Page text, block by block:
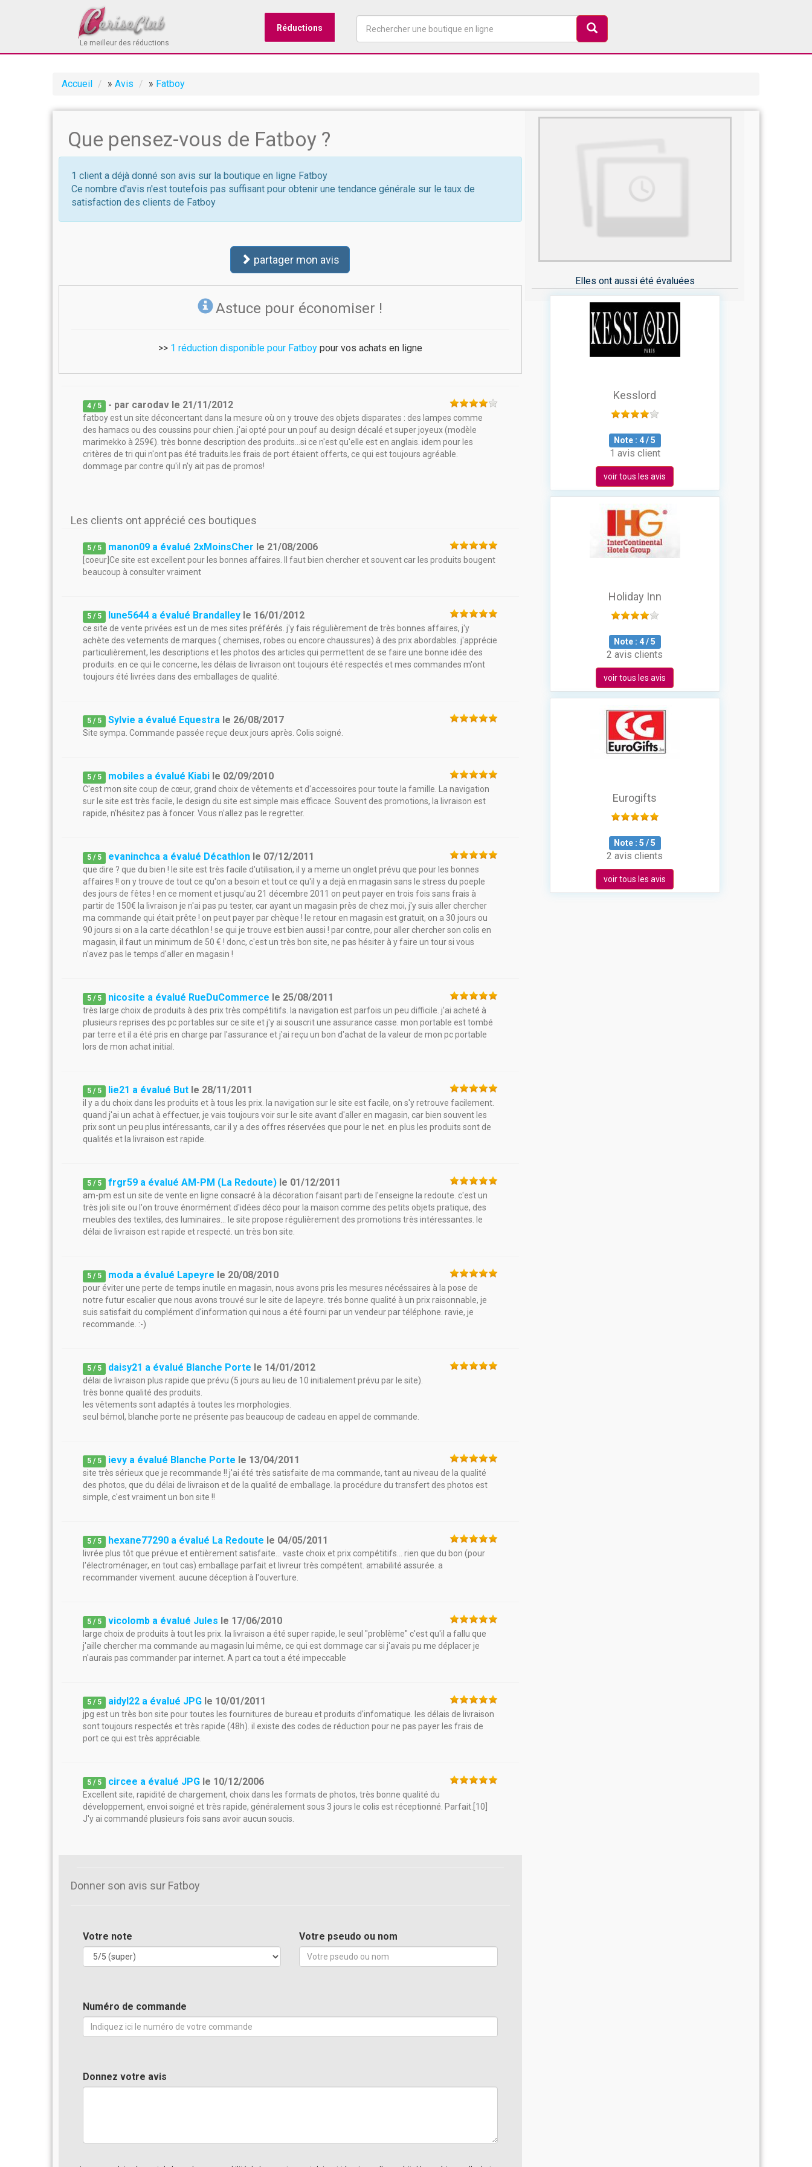
Le meilleur des réductions
Réductions
Accueil » Avis » Fatboy
Que pensez-vous de Fatboy ?
1 client a déjà donné son avis sur la boutique en ligne Fatboy
Ce nombre d'avis n'est toutefois pas suffisant pour obtenir une tendance générale sur le taux de
satisfaction des clients de Fatboy
partager mon avis
Astuce pour économiser !
>> 1 réduction disponible pour Fatboypour vos achats en ligne
4 / 5 - par carodav le 21/11/2012
fatboy est un site déconcertant dans la mesure où on y trouve des objets disparates : des lampes comme
des hamacs ou des coussins pour chien. j'ai opté pour un pouf au design décalé et super joyeux (modèle
marimekko à 259€). très bonne description des produits...si ce n'est qu'elle est en anglais. idem pour les
critères de tri qui n'ont pas été traduits.les frais de port étaient offerts, ce qui est toujours agréable.
dommage par contre qu'il n'y ait pas de promos!
Les clients ont apprécié ces boutiques
5 / 5 manon09 a évalué 2xMoinsCher le 21/08/2006
[coeur]Ce site est excellent pour les bonnes affaires. Il faut bien chercher et souvent car les produits bougent
beaucoup à consulter vraiment
5 / 5 lune5644 a évalué Brandalley le 16/01/2012
ce site de vente privées est un de mes sites préférés. j'y fais régulièrement de très bonnes affaires, j'y
achète des vetements de marques ( chemises, robes ou encore chaussures) à des prix abordables. j'apprécie
particulièrement, les descriptions et les photos des articles qui permettent de se faire une bonne idée des
produits. en ce qui le concerne, les délais de livraison ont toujours été respectés et mes commandes m'ont
toujours été livrées dans des emballages de qualité.
5 / 5 Sylvie a évalué Equestra le 26/08/2017
Site sympa. Commande passée reçue deux jours après. Colis soigné.
5 / 5 mobiles a évalué Kiabi le 02/09/2010
C'est mon site coup de cœur, grand choix de vêtements et d'accessoires pour toute la famille. La navigation
sur le site est très facile, le design du site est simple mais efficace. Souvent des promotions, la livraison est
rapide, n'hésitez pas à foncer. Vous n'allez pas le regretter.
5 / 5 evaninchca a évalué Décathlon le 07/12/2011
que dire ? que du bien ! le site est très facile d'utilisation, il y a meme un onglet prévu que pour les bonnes
affaires !! on y trouve de tout ce qu'on a besoin et tout ce qu'il y a dejà en magasin sans le stress du poeple
des jours de fêtes ! en ce moment et jusqu'au 21 décembre 2011 on peut payer en trois fois sans frais à
partir de 150€ la livraison je n'ai pas pu tester, car ayant un magasin près de chez moi, j'y suis aller chercher
ma commande qui était prête ! on peut payer par chèque ! le retour en magasin est gratuit, on a 30 jours ou
90 jours si on a la carte décathlon ! se qui je trouve est bien aussi ! par contre, pour aller chercher son colis en
magasin, il faut un minimum de 50 € ! donc, c'est un très bon site, ne pas hésiter à y faire un tour si vous
n'avez pas le temps d'aller en magasin !
5 / 5 nicosite a évalué RueDuCommerce le 25/08/2011
très large choix de produits à des prix très compétitifs. la navigation est parfois un peu difficile. j'ai acheté à
plusieurs reprises des pc portables sur ce site et j'y ai souscrit une assurance casse. mon portable est tombé
par terre et il a été pris en charge par l'assurance et j'ai reçu un bon d'achat de la valeur de mon pc portable
lors de mon achat initial.
5 / 5 lie21 a évalué But le 28/11/2011
il y a du choix dans les produits et à tous les prix. la navigation sur le site est facile, on s'y retrouve facilement.
quand j'ai un achat à effectuer, je vais toujours voir sur le site avant d'aller en magasin, car bien souvent les
prix sont un peu plus intéressants, car il y a des offres réservées que pour le net. en plus les produits sont de
qualités et la livraison est rapide.
5 / 5 frgr59 a évalué AM-PM (La Redoute) le 01/12/2011
am-pm est un site de vente en ligne consacré à la décoration faisant parti de l'enseigne la redoute. c'est un
très joli site ou l'on trouve énormément d'idées déco pour la maison comme des petits objets pratique, des
meubles des textiles, des luminaires... le site propose régulièrement des promotions très intéressantes. le
délai de livraison est rapide et respecté. un très bon site.
5 / 5 moda a évalué Lapeyre le 20/08/2010
pour éviter une perte de temps inutile en magasin, nous avons pris les mesures nécéssaires à la pose de
notre futur escalier que nous avons trouvé sur le site de lapeyre. trés bonne qualité à un prix raisonnable, je
suis satisfait du complément d'information qui nous a été fourni par un vendeur par téléphone. ravie, je
recommande. :-)
5 / 5 daisy21 a évalué Blanche Porte le 14/01/2012
délai de livraison plus rapide que prévu (5 jours au lieu de 10 initialement prévu par le site).
très bonne qualité des produits.
les vêtements sont adaptés à toutes les morphologies.
seul bémol, blanche porte ne présente pas beaucoup de cadeau en appel de commande.
5 / 5 ievy a évalué Blanche Porte le 13/04/2011
site très sérieux que je recommande !! j'ai été très satisfaite de ma commande, tant au niveau de la qualité
des photos, que du délai de livraison et de la qualité de emballage. la procédure du transfert des photos est
simple, c'est vraiment un bon site !!
5 / 5 hexane77290 a évalué La Redoute le 04/05/2011
livrée plus tôt que prévue et entièrement satisfaite... vaste choix et prix compétitifs... rien que du bon (pour
l'électroménager, en tout cas) emballage parfait et livreur très compétent. amabilité assurée. a
recommander vivement. aucune déception à l'ouverture.
5 / 5 vicolomb a évalué Jules le 17/06/2010
large choix de produits à tout les prix. la livraison a été super rapide, le seul "problème" c'est qu'il a fallu que
j'aille chercher ma commande au magasin lui même, ce qui est dommage car si j'avais pu me déplacer je
n'aurais pas commander par internet. A part ca tout a été impeccable
5 / 5 aidyl22 a évalué JPG le 10/01/2011
jpg est un très bon site pour toutes les fournitures de bureau et produits d'infomatique. les délais de livraison
sont toujours respectés et très rapide (48h). il existe des codes de réduction pour ne pas payer les frais de
port ce qui est très appréciable.
5 / 5 circee a évalué JPG le 10/12/2006
Excellent site, rapidité de chargement, choix dans les formats de photos, très bonne qualité du
développement, envoi soigné et très rapide, généralement sous 3 jours le colis est réceptionné. Parfait.[10]
J'y ai commandé plusieurs fois sans avoir aucun soucis.
Donner son avis sur Fatboy
Votre note Votre pseudo ou nom
Numéro de commande
Donnez votre avis
Elles ont aussi été évaluées
Kesslord
Note : 4/5
1 avis client
voir tous les avis
Holiday Inn
Note : 4/5
2 avis clients
voir tous les avis
Eurogifts
Note :5 /5
2 avis clients
voir tous les avis